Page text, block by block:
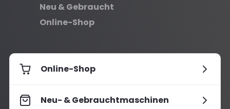
Neu & Gebraucht
Online-Shop
Online-Shop
Neu- & Gebrauchtmaschinen